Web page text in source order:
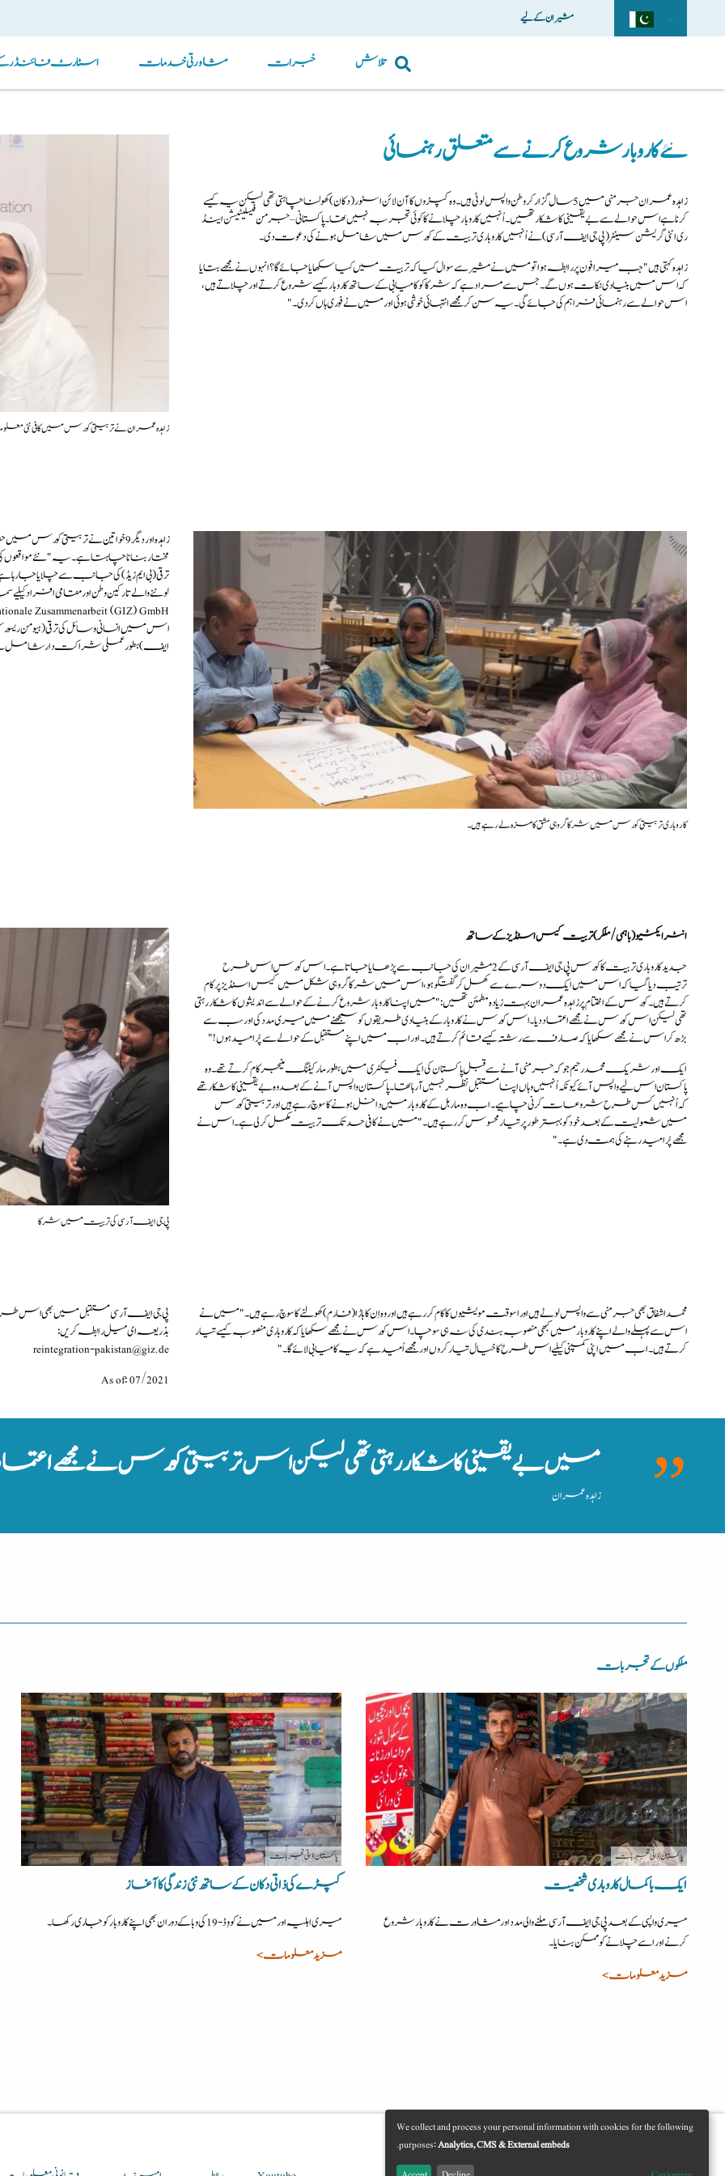
مشیران کے لیے
اسٹارٹ فائنڈر کے مشاورتی خدمات خبرات تلاش
زاہدہ عمران نے تربیتی کورس میں کافی
نئے کاروبار شروع کرنے سے متعلق رہنمائی
زاہدہ عمران جرمنی میں 5 سال گزار کر وطن واپس لوٹی ہیں۔ وہ کپڑوں کا آن لائن اسٹور (دکان) کھولنا چاہتی تھی لیکن یہ کیسے
کرنا ہے اس حوالے سے بے یقینی کا شکار تھیں۔ اُنہیں کاروبار چلانے کا کوئی تجربہ نہیں تھا۔ پاکستانی – جرمن فیسلیٹیشن اینڈ
ری انٹی گریشن سینٹر (پی جی ایف آر سی) نے اُنہیں کاروباری تربیت کے کورس میں شامل ہونے کی دعوت دی۔
زاہدہ کہتی ہیں"جب میرا فون پر رابطہ ہوا تو میں نے مشیر سے سوال کیا کہ تربیت میں کیا سکھایا جائے گا؟ انہوں نے مجھے بتایا
کہ اس میں بنیادی نکات ہوں گے۔ جس سے مراد ہے کہ شرکا کو کامیابی کے ساتھ کاروبار کیسے شروع کرتے اور چلاتے ہیں،
اس حوالے سے رہنمائی فراہم کی جائے گی۔ یہ سن کر مجھے انتہائی خوشی ہوئی اور میں نے فوری ہاں کردی۔"
کاروباری تربیتی کورس میں شرکا گروہی مشق کا مزہ لے رہے ہیں۔
زاہدہ اور دیگر 9 خواتین نے
مختار بنانا چاہتا ہے۔ یہ "نئے
اس میں انسانی وسائل کی ترقی (ہیومن
ایف) بطور عملی شراکت دار شامل
پی جی ایف آر سی کی تربیت میں شرکا
انٹرایکٹیو(باہمی/ملکر)تربیت کیس اسٹڈیز کے ساتھ
جدید کاروباری تربیت کا کورس پی جی ایف آر سی کے 2 مشیران کی جانب سے پڑھایا جاتا ہے۔ اس کورس اس طرح
ترتیب دیا گیا کہ اس میں ایک دوسرے سے کھل کر گفتگو ہو،اس میں شرکا گروہی شکل میں کیس اسٹڈیز پر کام
کرتے ہیں۔ کورس کے اختتام پر زاہدہ عمران بہت زیادہ مطمئن تھیں: "میں اپنا کاروبار شروع کرنے کے حوالے سے اندیشوں کا شکار رہتی
تھی لیکن اس کورس نے مجھے اعتماد دیا۔ اس کورس نے کاروبارکے بنیادی طریقوں کو سمجھنے میں میری مدد کی اور سب سے
بڑھ کراس نے مجھے سکھایا کہ صارف سے رشتہ کیسے قائم کرتے ہیں۔ اور اب میں اپنے مستقبل کے حوالے سے پُرامید ہوں!"
ایک اور شریک محمد رحیم جو کہ جرمنی آنے سے قبل پاکستان کی ایک فیکٹری میں بطور مارکیٹنگ منیجر کام کرتے تھے۔ وہ
پاکستان اس لیے واپس آئے کیونکہ اُنہیں وہاں اپنا مستقبل نظر نہیں آرہا تھا۔ پاکستان واپس آنے کے بعد وہ بے یقینی کا شکار تھے
کہ اُنہیں کس طرح شروعات کرنی چاہیے۔ اب وہ ماربل کے کاروبار میں داخل ہونے کا سوچ رہے ہیں اور تربیتی کورس
میں شمولیت کے بعد خود کو بہتر طور پر تیار محسوس کررہے ہیں۔ "میں نے کافی حد تک تربیت مکمل کرلی ہے۔ اس نے
مجھے پُرامید رہنے کی ہمت دی ہے۔"
محمد اشفاق بھی جرمنی سے واپس لوٹے ہیں اوراسوقت مویشیوں کا کام کررہے ہیں اور وہ اِن کا باڑا(فارم) کھولنے کا سوچ رہے ہیں۔"میں نے
اس سے پہلے والے اپنے کاروبار میں کبھی منصوبہ بندی کی نہ ہی سوچا۔اس کورس نے مجھے سکھایا کہ کاروباری منصوبہ کیسے تیار
کرتے ہیں۔ اب میں اپنی کمپنی کیلیے اس طرح کا خیال تیار کروں اور مجھے اُمید ہے کہ یہ کامیابی لائے گا۔"
پی جی ایف آر سی مستقبل میں بھی اس طرح
بذریعہ ای میل رابطہ کریں:
reintegration-pakistan@giz.de
As of: 07/2021
میں بے یقینی کا شکار رہتی تھی لیکن اس تربیتی کورس نے مجھے اعتماد
زاہدہ عمران
ملکوں کے تجربات
پاکستان| ذاتی تجربات
ایک باکمال کاروباری شخصیت
میری واپسی کے بعد پی جی ایف آر سی ملنے والی مدد اور مشاورت نے کاروبار شروع
کرنے اور اسے چلانے کو ممکن بنایا۔
مزید معلومات >
پاکستان| ذاتی تجربات
کپڑے کی ذاتی دکان کے ساتھ نئی زندگی کا آغاز
میری اہلیہ اور میں نے کووِڈ-19 کی وبا کے دوران بھی اپنے کاروبار کو جاری رکھا۔
مزید معلومات >
فراہم کردہ
We collect and process your personal information with cookies for the following
purposes:Analytics, CMS & External embeds
.